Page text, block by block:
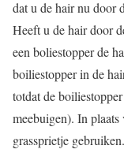
dat u de hair nu door
Heeft u de hair door
een boliestopper de
boiliestopper in de
totdat de
meebuigen). In
grassprietje